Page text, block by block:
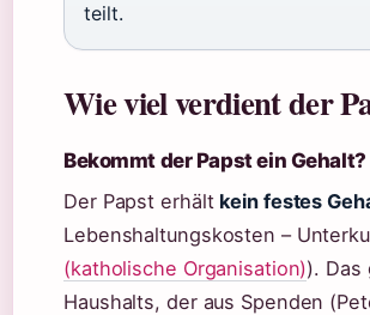
teilt.
Wie viel verdient der
Bekommt der Papst ein Gehalt?
Der Papst erhält kein festes
Lebenshaltungskosten –
(katholische Organisation)). Das
Haushalts, der aus Spenden